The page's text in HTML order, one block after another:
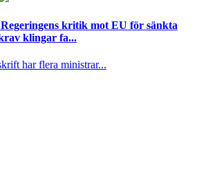
Regeringens kritik mot EU för sänkta
klingar fa...
har flera ministrar...